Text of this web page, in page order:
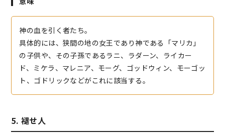
神の血を引く者たち。
具体的には、狭間の地の女王であり神である「マリカ」
の子供や、その子孫であるラニ、ラダーン、ライカー
ド、ミケラ、マレニア、モーグ、ゴッドウィン、モーゴッ
ト、ゴドリックなどがこれに該当する。
5. 褪せ人